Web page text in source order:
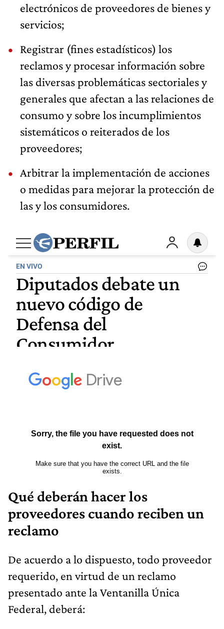
electrónicos de proveedores de bienes y
servicios;
Registrar (fines estadísticos) los
reclamos y procesar información sobre
las diversas problemáticas sectoriales y
generales que afectan a las relaciones de
consumo y sobre los incumplimientos
sistemáticos o reiterados de los
proveedores;
Arbitrar la implementación de acciones
o medidas para mejorar la protección de
las y los consumidores.
Qué deberán hacer los
proveedores cuando reciben un
reclamo
De acuerdo a lo dispuesto, todo proveedor
requerido, en virtud de un reclamo
presentado ante la Ventanilla Única
Federal, deberá: